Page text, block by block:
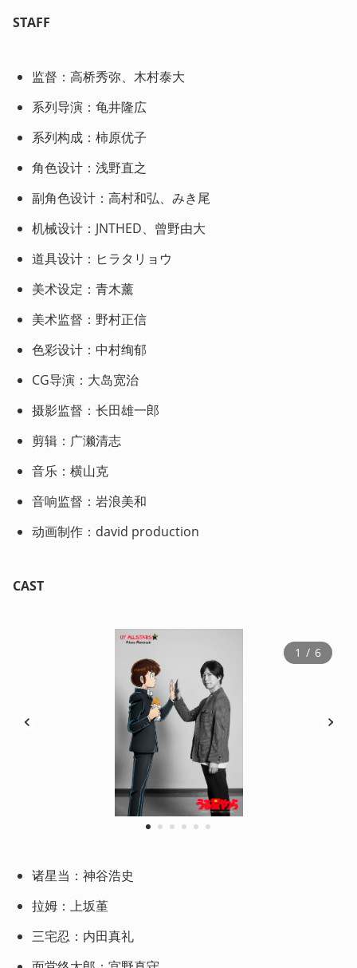
STAFF
监督：高桥秀弥、木村泰大
系列导演：龟井隆広
系列构成：柿原优子
角色设计：浅野直之
副角色设计：高村和弘、みき尾
机械设计：JNTHED、曾野由大
道具设计：ヒラタリョウ
美术设定：青木薰
美术监督：野村正信
色彩设计：中村绚郁
CG导演：大岛宽治
摄影监督：长田雄一郎
剪辑：广濑清志
音乐：横山克
音响监督：岩浪美和
动画制作：david production
CAST
1 2 3 4 5 6
1 / 6
诸星当：神谷浩史
拉姆：上坂堇
三宅忍：内田真礼